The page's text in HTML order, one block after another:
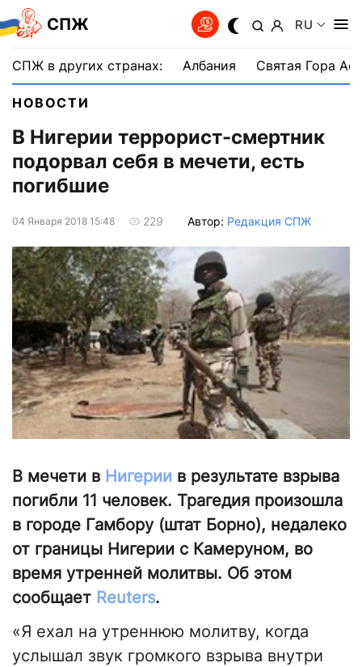
СПЖ RU
СПЖ в других странах: Албания Святая Гора
НОВОСТИ
В Нигерии террорист-смертник
подорвал себя в мечети, есть
погибшие
04 Января 2018 15:48 229 Автор: Редакция СПЖ
В мечети в Нигерии в результате взрыва
погибли 11 человек. Трагедия произошла
в городе Гамбору (штат Борно), недалеко
от границы Нигерии с Камеруном, во
время утренней молитвы. Об этом
сообщает Reuters.
«Я ехал на утреннюю молитву, когда
услышал звук громкого взрыва внутри